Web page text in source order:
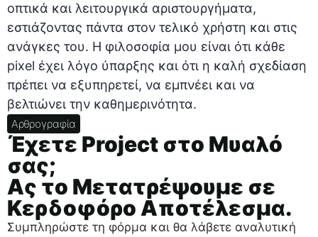
οπτικά και λειτουργικά αριστουργήματα,
εστιάζοντας πάντα στον τελικό χρήστη και στις
ανάγκες του. Η φιλοσοφία μου είναι ότι κάθε
pixel έχει λόγο ύπαρξης και ότι η καλή σχεδίαση
πρέπει να εξυπηρετεί, να εμπνέει και να
βελτιώνει την καθημερινότητα.
Αρθρογραφία
Έχετε Project στο Μυαλό
σας;
Ας το Μετατρέψουμε σε
Κερδοφόρο Αποτέλεσμα.
Συμπληρώστε τη φόρμα και θα λάβετε αναλυτική